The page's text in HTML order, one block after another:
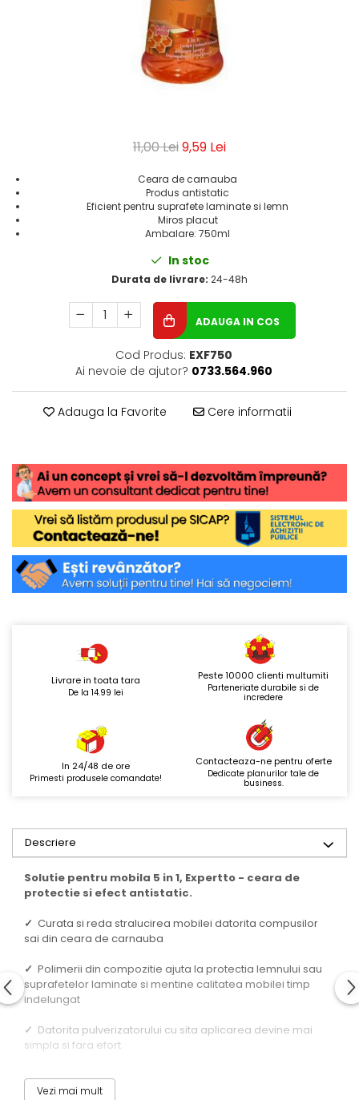
Intretinere masina de spalat
Insecticide si Capcane
11,00 Lei9,59 Lei
Ceara de carnauba
Produs antistatic
Eficient pentru suprafete laminate si lemn
Miros placut
Ambalare: 750ml
In stoc
Durata de livrare: 24-48h
ADAUGA IN COS
Cod Produs: EXF750
Ai nevoie de ajutor? 0733.564.960
Adauga la Favorite Cere informatii
Livrare in toata tara
De la 14.99 lei
Peste 10000 clienti multumiti
Parteneriate durabile si de
incredere
In 24/48 de ore
Primesti produsele comandate!
Contacteaza-ne pentru oferte
Dedicate planurilor tale de
business.
Descriere
Solutie pentru mobila 5 in 1, Expertto - ceara de
protectie si efect antistatic.
✓ Curata si reda stralucirea mobilei datorita compusilor
sai din ceara de carnauba
✓ Polimerii din compozitie ajuta la protectia lemnului sau
suprafetelor laminate si mentine calitatea mobilei timp
indelungat
✓ Datorita pulverizatorului cu sita aplicarea devine mai
simpla si fara efort
Comandasolutia pentru mobila
Trading Distribution la cel mai bun pret!
Vezi mai mult